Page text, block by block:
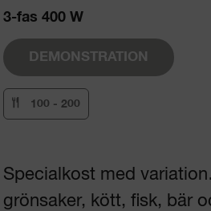
3-fas 400 W
DEMONSTRATION
100 - 200
Specialkost med
grönsaker, kött, fisk, bär